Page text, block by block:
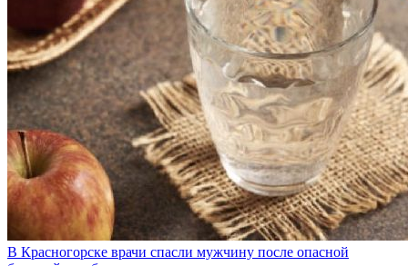
В Красногорске врачи спасли мужчину после опасной